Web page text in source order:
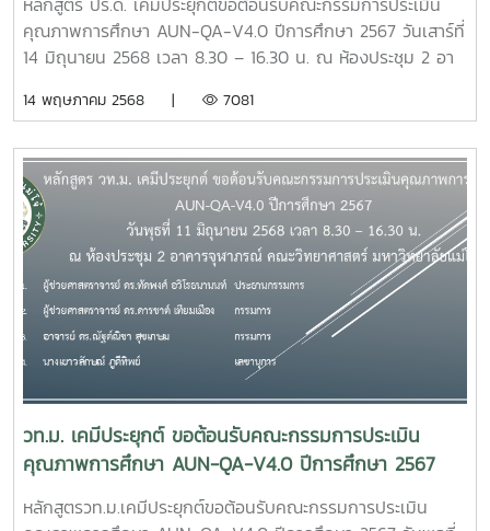
คุณภาพการศึกษา AUN-QA-V4.0 ปีการศึกษา 2567 วันเสาร์ที่
14 มิถุนายน 2568 เวลา 8.30 – 16.30 น. ณ ห้องประชุม 2 อา
ศาสตราจารย์ ดร.ทัดพงศ์ อวิโรธนานนท์ ประธานกรรมการ2.ผู้
ดร.ณัฐต์ณิชา สุขเกษม กรรมการ4.นางเยาวลักษณ์ ภูดีทิพย์
เลขานุการ
14 พฤษภาคม 2568 | 7081
วท.ม. เคมีประยุกต์ ขอต้อนรับคณะกรรมการประเมิน
คุณภาพการศึกษา AUN-QA-V4.0 ปีการศึกษา 2567
หลักสูตรวท.ม.เคมีประยุกต์ขอต้อนรับคณะกรรมการประเมิน